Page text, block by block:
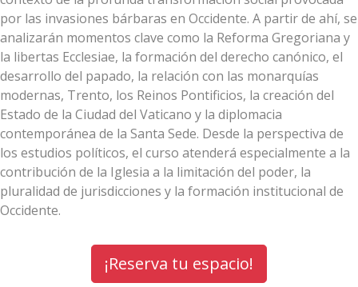
por las invasiones bárbaras en Occidente. A partir de ahí, se
analizarán momentos clave como la Reforma Gregoriana y
la libertas Ecclesiae, la formación del derecho canónico, el
desarrollo del papado, la relación con las monarquías
modernas, Trento, los Reinos Pontificios, la creación del
Estado de la Ciudad del Vaticano y la diplomacia
contemporánea de la Santa Sede. Desde la perspectiva de
los estudios políticos, el curso atenderá especialmente a la
contribución de la Iglesia a la limitación del poder, la
pluralidad de jurisdicciones y la formación institucional de
Occidente.
¡Reserva tu espacio!